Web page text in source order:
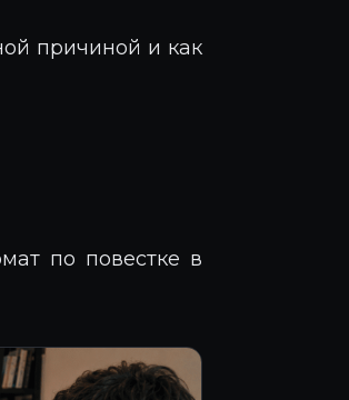
причиной и как
по повестке в